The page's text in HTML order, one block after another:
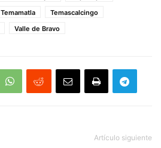
Temamatla
Temascalcingo
Valle de Bravo
Artículo siguiente